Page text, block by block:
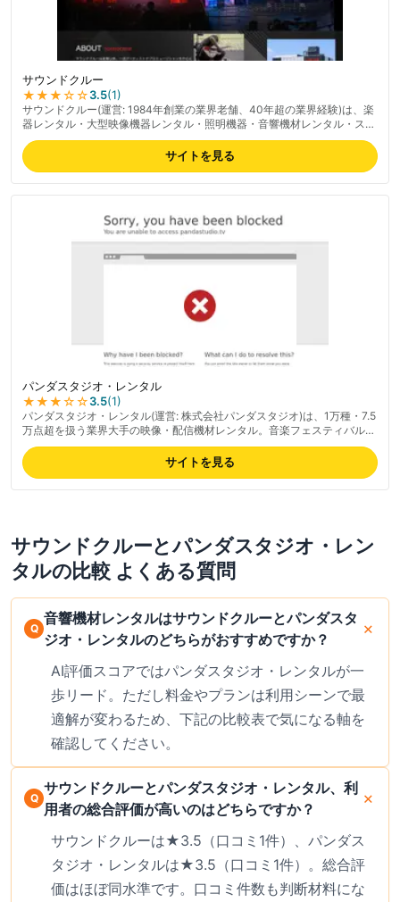
サウンドクルー
★★★☆☆3.5(1)
サウンドクルー(運営: 1984年創業の業界老舗、40年超の業界経験)は、楽
器レンタル・大型映像機器レンタル・照明機器・音響機材レンタル・ステ
ージカー/コースターのレンタル・イベント企画・ローディの派遣・レコ
ーディング/リハーサルスタジオの経営を行う総合事業者。楽器・音響・
照明・録音まで一括対応できる総合力、ヤマハ導入事例にも掲載される業
界内信頼度の高さが特徴。プロ向け実績が豊富、スタジオ運営も行いプロ
用途に強い。一般利用者口コミは限定的、法人・プロユース中心。最新の
サイトを見る
パンダスタジオ・レンタル
★★★☆☆3.5(1)
パンダスタジオ・レンタル(運営: 株式会社パンダスタジオ)は、1万種・7.5
万点超を扱う業界大手の映像・配信機材レンタル。音楽フェスティバル・
会議・ウェディング・学校イベントなど幅広いイベントに対応、
YAMAHA・JBL・BOSEなど有名メーカーからClassicPROまで豊富な機
材。スピーカー・PA・DJ・ヘッドホンなど、110万件超の出荷実績によ
る信頼感。業務用カメラ・配信機材・スイッチャー等プロ向け機材も充
サイトを見る
サウンドクルーとパンダスタジオ・レン
タルの比較 よくある質問
音響機材レンタルはサウンドクルーとパンダスタ
ジオ・レンタルのどちらがおすすめですか？
AI評価スコアではパンダスタジオ・レンタルが一
歩リード。ただし料金やプランは利用シーンで最
適解が変わるため、下記の比較表で気になる軸を
確認してください。
サウンドクルーとパンダスタジオ・レンタル、利
用者の総合評価が高いのはどちらですか？
サウンドクルーは★3.5（口コミ1件）、パンダス
タジオ・レンタルは★3.5（口コミ1件）。総合評
価はほぼ同水準です。口コミ件数も判断材料にな